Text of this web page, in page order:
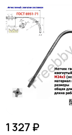
1 327 ₽